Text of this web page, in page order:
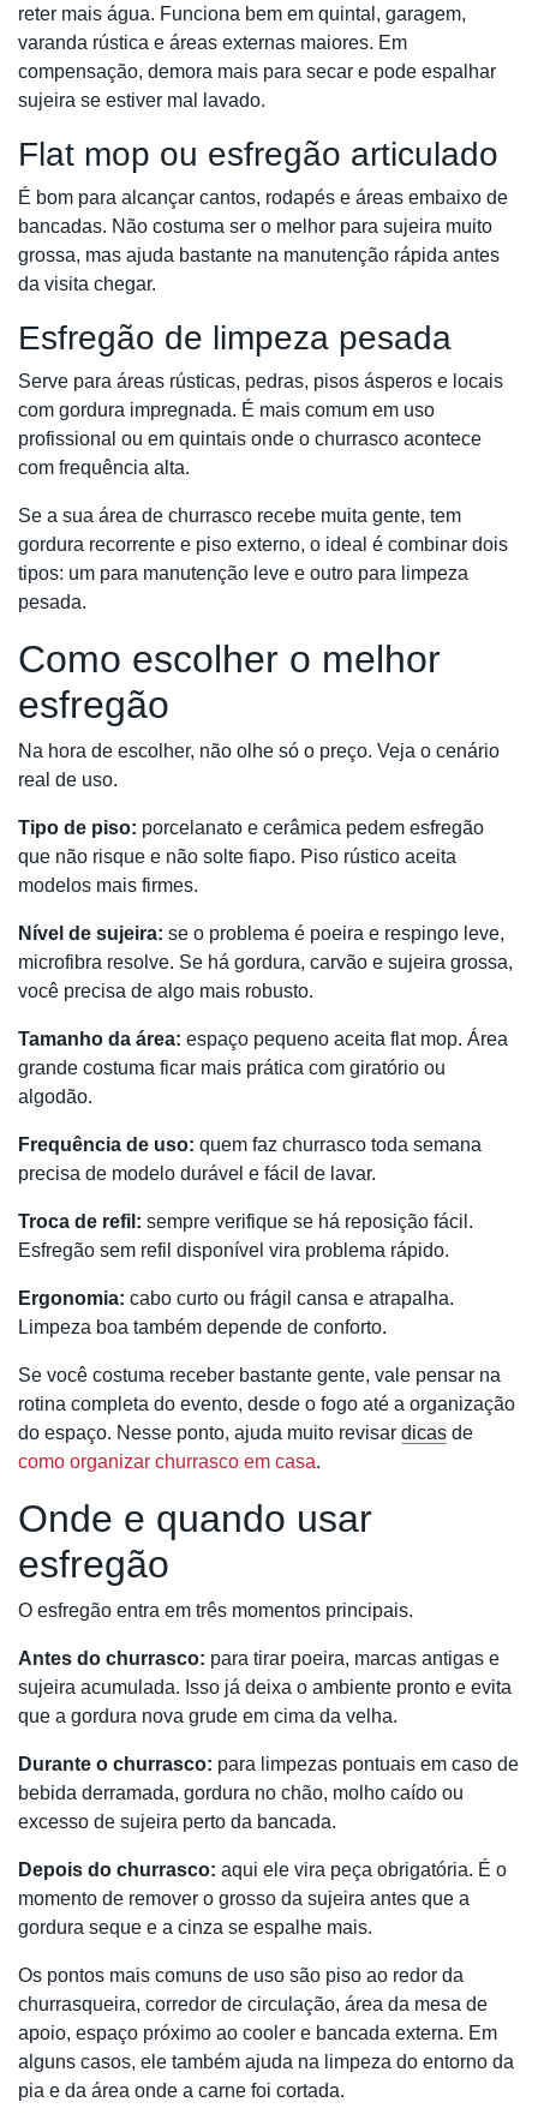
reter mais água. Funciona bem em quintal, garagem,
varanda rústica e áreas externas maiores. Em
compensação, demora mais para secar e pode espalhar
sujeira se estiver mal lavado.
Flat mop ou esfregão articulado
É bom para alcançar cantos, rodapés e áreas embaixo de
bancadas. Não costuma ser o melhor para sujeira muito
grossa, mas ajuda bastante na manutenção rápida antes
da visita chegar.
Esfregão de limpeza pesada
Serve para áreas rústicas, pedras, pisos ásperos e locais
com gordura impregnada. É mais comum em uso
profissional ou em quintais onde o churrasco acontece
com frequência alta.
Se a sua área de churrasco recebe muita gente, tem
gordura recorrente e piso externo, o ideal é combinar dois
tipos: um para manutenção leve e outro para limpeza
pesada.
Como escolher o melhor
esfregão
Na hora de escolher, não olhe só o preço. Veja o cenário
real de uso.
Tipo de piso: porcelanato e cerâmica pedem esfregão
que não risque e não solte fiapo. Piso rústico aceita
modelos mais firmes.
Nível de sujeira: se o problema é poeira e respingo leve,
microfibra resolve. Se há gordura, carvão e sujeira grossa,
você precisa de algo mais robusto.
Tamanho da área: espaço pequeno aceita flat mop. Área
grande costuma ficar mais prática com giratório ou
algodão.
Frequência de uso: quem faz churrasco toda semana
precisa de modelo durável e fácil de lavar.
Troca de refil: sempre verifique se há reposição fácil.
Esfregão sem refil disponível vira problema rápido.
Ergonomia: cabo curto ou frágil cansa e atrapalha.
Limpeza boa também depende de conforto.
Se você costuma receber bastante gente, vale pensar na
rotina completa do evento, desde o fogo até a organização
do espaço. Nesse ponto, ajuda muito revisar dicas de
como organizar churrasco em casa.
Onde e quando usar
esfregão
O esfregão entra em três momentos principais.
Antes do churrasco: para tirar poeira, marcas antigas e
sujeira acumulada. Isso já deixa o ambiente pronto e evita
que a gordura nova grude em cima da velha.
Durante o churrasco: para limpezas pontuais em caso de
bebida derramada, gordura no chão, molho caído ou
excesso de sujeira perto da bancada.
Depois do churrasco: aqui ele vira peça obrigatória. É o
momento de remover o grosso da sujeira antes que a
gordura seque e a cinza se espalhe mais.
Os pontos mais comuns de uso são piso ao redor da
churrasqueira, corredor de circulação, área da mesa de
apoio, espaço próximo ao cooler e bancada externa. Em
alguns casos, ele também ajuda na limpeza do entorno da
pia e da área onde a carne foi cortada.